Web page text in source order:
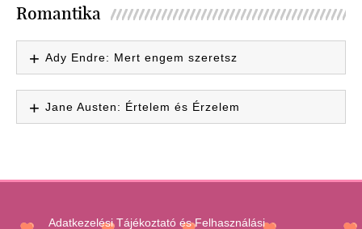
Romantika
Ady Endre: Mert engem szeretsz
Jane Austen: Értelem és Érzelem
Adatkezelési Tájékoztató és Felhasználási